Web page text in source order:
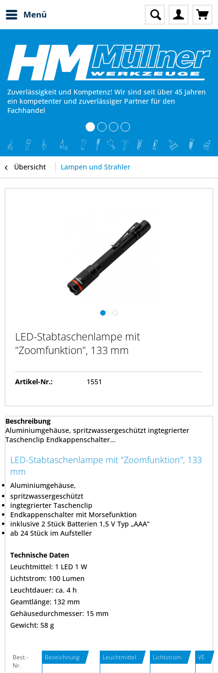
Menü
Zuverlässigkeit und Kompetenz! Wir sind seit über 45 Jahren
ein kompetenter und zuverlässiger Partner für den
Fachhandel
Übersicht Lampen und Strahler
LED-Stabtaschenlampe mit
"Zoomfunktion", 133 mm
Artikel-Nr.: 1551
Beschreibung
Aluminiumgehäuse, spritzwassergeschützt ingtegrierter
Taschenclip Endkappenschalter...
LED-Stabtaschenlampe mit "Zoomfunktion", 133
mm
Aluminiumgehäuse,
spritzwassergeschützt
ingtegrierter Taschenclip
Endkappenschalter mit Morsefunktion
inklusive 2 Stück Batterien 1,5 V Typ „AAA“
ab 24 Stück im Aufsteller
Technische Daten
Leuchtmittel: 1 LED 1 W
Lichtstrom: 100 Lumen
Leuchtdauer: ca. 4 h
Geamtlänge: 132 mm
Gehäusedurchmesser: 15 mm
Gewicht: 58 g
Best.-
Nr.
Bezeichnung Leuchtmittel Lichtstrom VE